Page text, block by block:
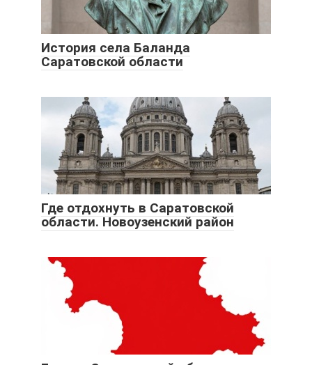
История села Баланда
Саратовской области
Где отдохнуть в Саратовской
области. Новоузенский район